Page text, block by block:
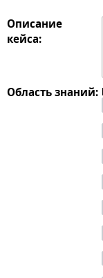
Описание
кейса:
Область знаний: